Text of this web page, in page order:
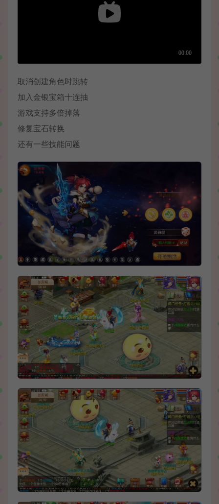
取消创建角色时跳转
加入金银宝箱十连抽
游戏支持多倍掉落
修复宝石转换
还有一些技能问题